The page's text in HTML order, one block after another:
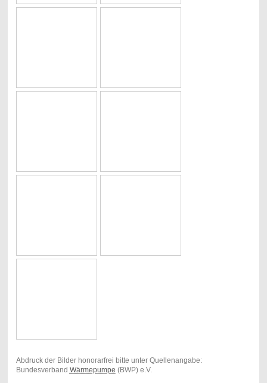
Abdruck der Bilder honorarfrei bitte unter Quellenangabe:
Bundesverband Wärmepumpe (BWP) e.V.